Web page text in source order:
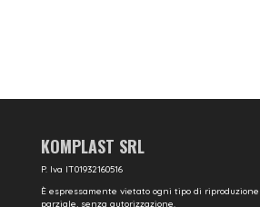
KOMPLAST SRL
P. Iva IT01932160516
È espressamente vietato ogni tipo di
parziale, senza autorizzazione.